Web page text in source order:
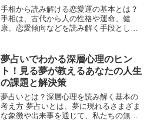
手相から読み解ける恋愛運の基本とは？
手相は、古代から人の性格や運命、健
康、恋愛傾向などを読み解く手段として
がった部分）から多くの情報を得ること
ができます。恋愛における...
夢占いでわかる深層心理のヒン
ト！見る夢が教えるあなたの人生
の課題と解決策
夢占いとは？深層心理を読み解く基本の
考え方 夢占いとは、夢に現れるさまざま
な象徴や出来事を通じて、私たちの無意